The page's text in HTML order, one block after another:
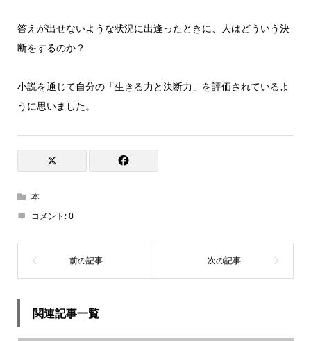
答えが出せないような状況に出逢ったときに、人はどういう決
断をするのか？
小説を通じて自分の「生きる力と決断力」を評価されているよ
うに思いました。
本
コメント:0
関連記事一覧